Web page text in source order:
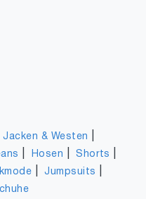
Jacken & Westen
Hosen |Shorts
|Jumpsuits